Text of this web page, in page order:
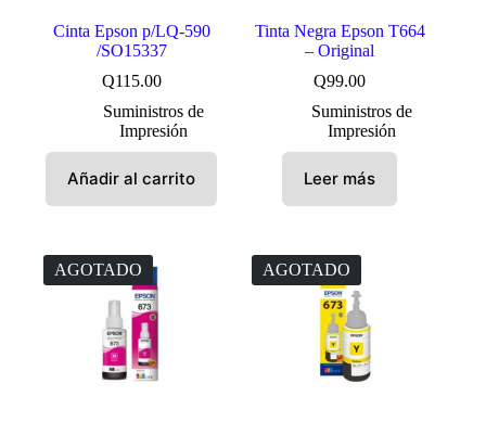
Cinta Epson p/LQ-590
/SO15337
Q115.00
Suministros de
Impresión
Añadir al carrito
Tinta Negra Epson T664
– Original
Q99.00
Suministros de
Impresión
Leer más
AGOTADO AGOTADO